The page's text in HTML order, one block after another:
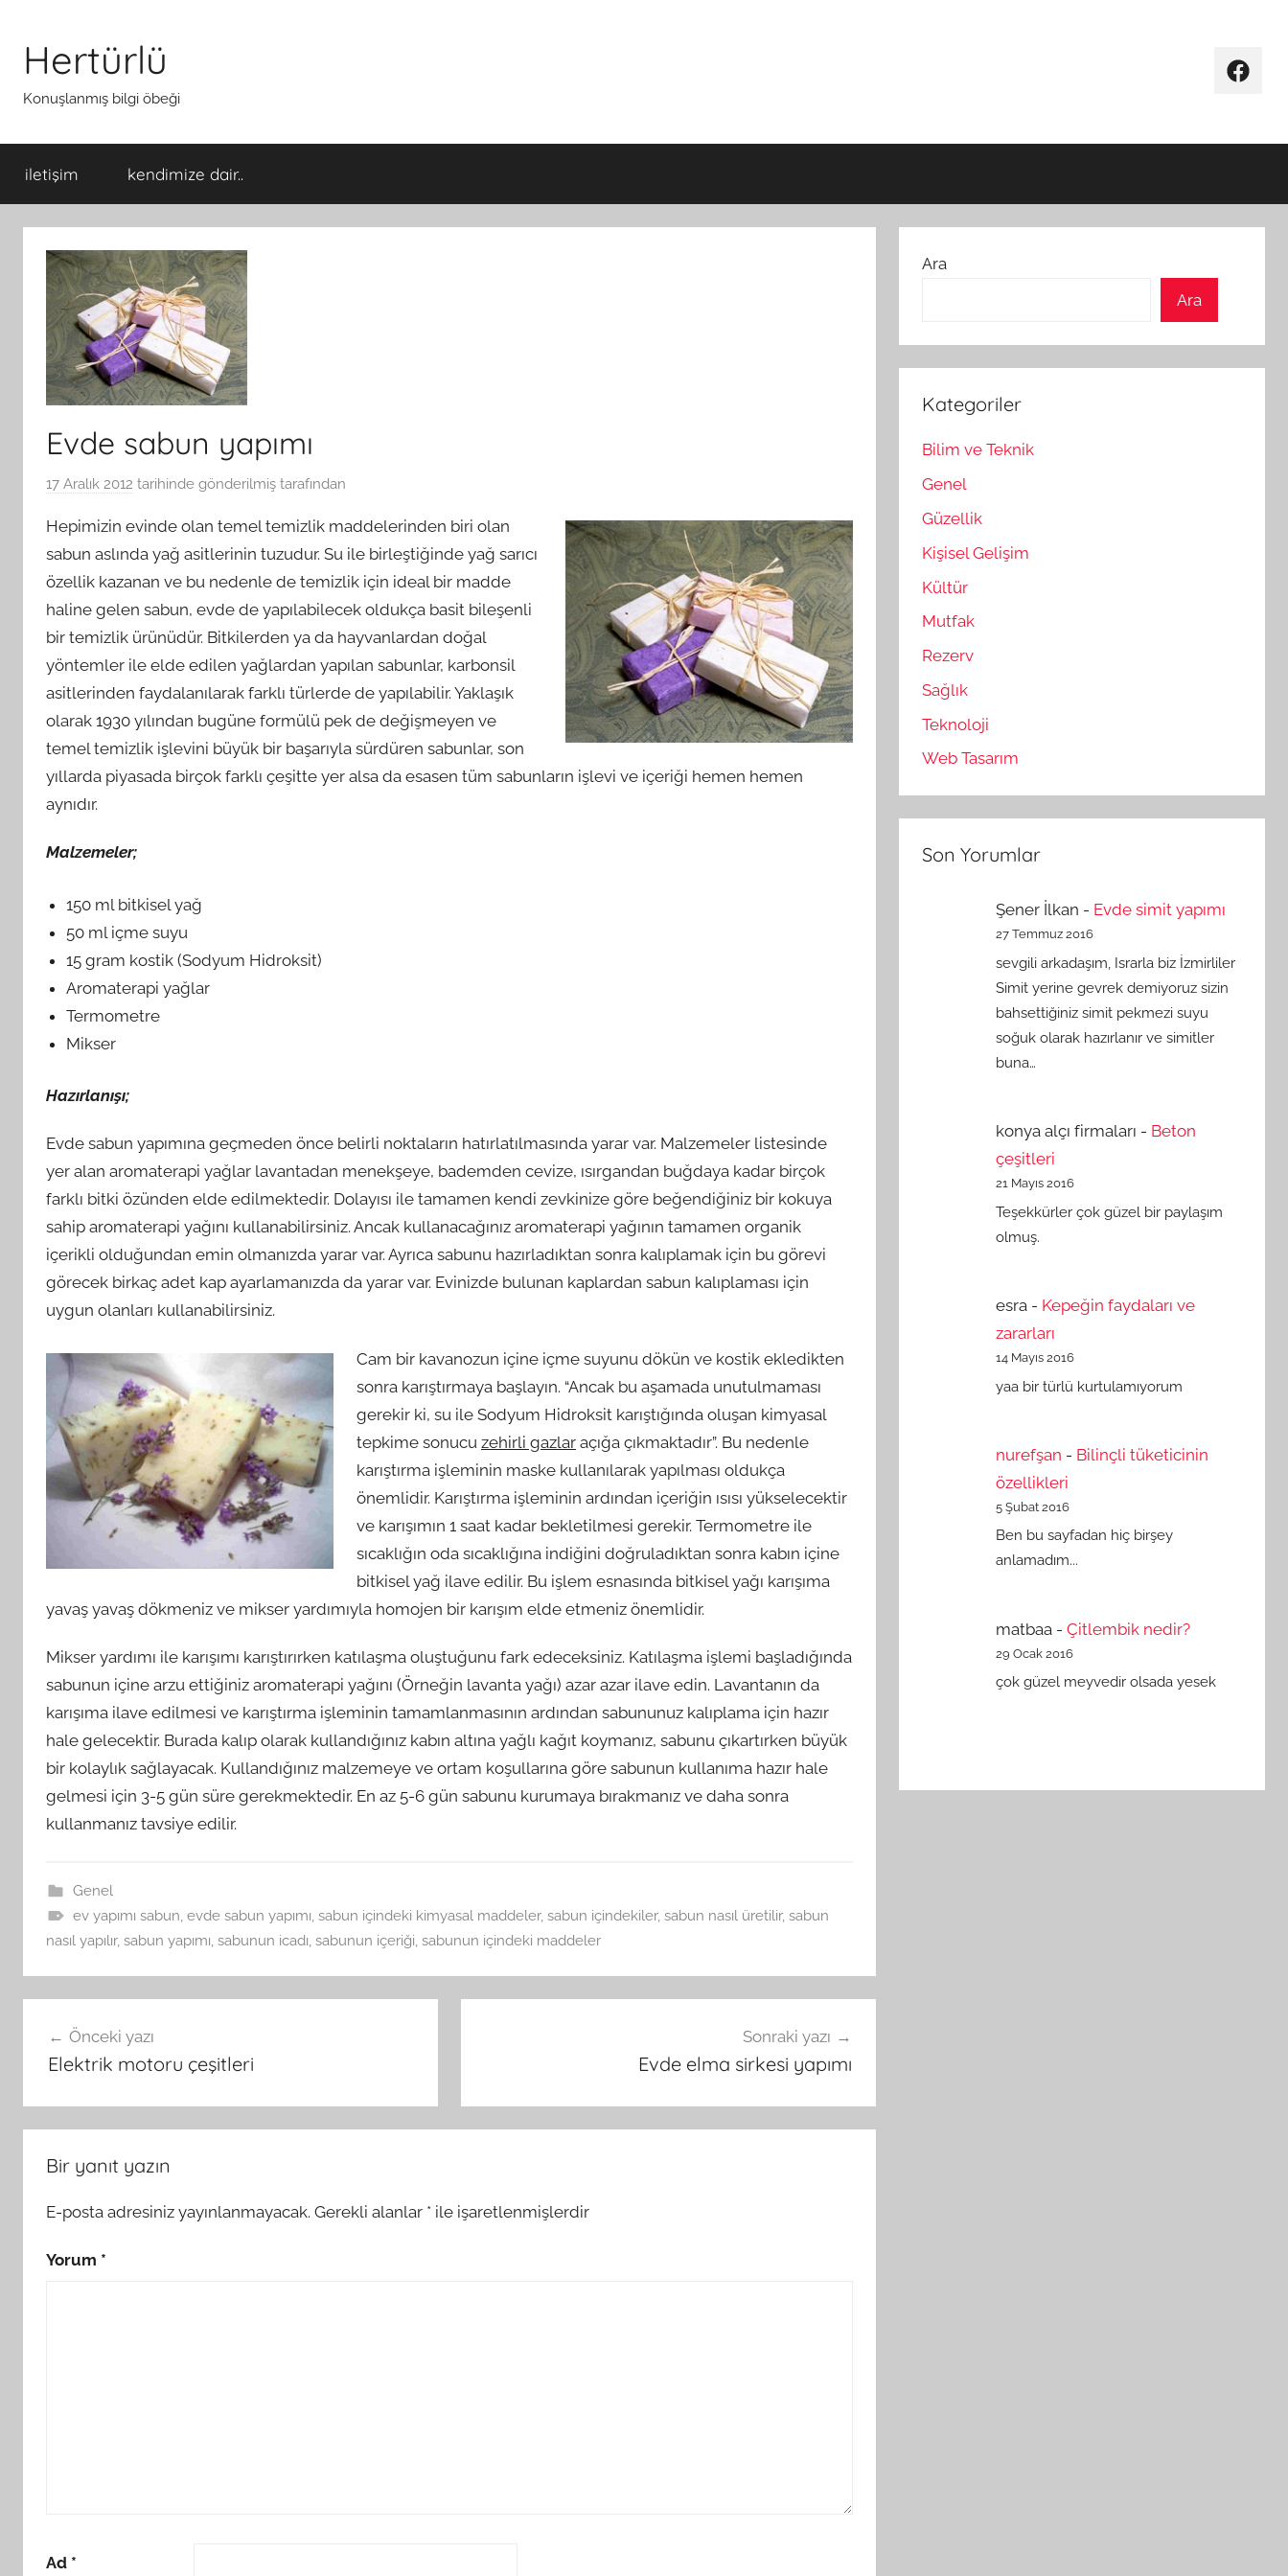
Hertürlü
Konuşlanmış bilgi öbeği
iletişim kendimize dair..
Evde sabun yapımı
17 Aralık 2012 tarihinde gönderilmiş tarafından
Hepimizin evinde olan temel temizlik maddelerinden biri olan
sabun aslında yağ asitlerinin tuzudur. Su ile birleştiğinde yağ sarıcı
özellik kazanan ve bu nedenle de temizlik için ideal bir madde
haline gelen sabun, evde de yapılabilecek oldukça basit bileşenli
bir temizlik ürünüdür. Bitkilerden ya da hayvanlardan doğal
yöntemler ile elde edilen yağlardan yapılan sabunlar, karbonsil
asitlerinden faydalanılarak farklı türlerde de yapılabilir. Yaklaşık
olarak 1930 yılından bugüne formülü pek de değişmeyen ve
temel temizlik işlevini büyük bir başarıyla sürdüren sabunlar, son
yıllarda piyasada birçok farklı çeşitte yer alsa da esasen tüm sabunların işlevi ve içeriği hemen hemen
aynıdır.
Malzemeler;
150 ml bitkisel yağ
50 ml içme suyu
15 gram kostik (Sodyum Hidroksit)
Aromaterapi yağlar
Termometre
Mikser
Hazırlanışı;
Evde sabun yapımına geçmeden önce belirli noktaların hatırlatılmasında yarar var. Malzemeler listesinde
yer alan aromaterapi yağlar lavantadan menekşeye, bademden cevize, ısırgandan buğdaya kadar birçok
farklı bitki özünden elde edilmektedir. Dolayısı ile tamamen kendi zevkinize göre beğendiğiniz bir kokuya
sahip aromaterapi yağını kullanabilirsiniz. Ancak kullanacağınız aromaterapi yağının tamamen organik
içerikli olduğundan emin olmanızda yarar var. Ayrıca sabunu hazırladıktan sonra kalıplamak için bu görevi
görecek birkaç adet kap ayarlamanızda da yarar var. Evinizde bulunan kaplardan sabun kalıplaması için
uygun olanları kullanabilirsiniz.
Cam bir kavanozun içine içme suyunu dökün ve kostik ekledikten
sonra karıştırmaya başlayın. “Ancak bu aşamada unutulmaması
gerekir ki, su ile Sodyum Hidroksit karıştığında oluşan kimyasal
tepkime sonucu zehirli gazlar açığa çıkmaktadır”. Bu nedenle
karıştırma işleminin maske kullanılarak yapılması oldukça
önemlidir. Karıştırma işleminin ardından içeriğin ısısı yükselecektir
ve karışımın 1 saat kadar bekletilmesi gerekir. Termometre ile
sıcaklığın oda sıcaklığına indiğini doğruladıktan sonra kabın içine
bitkisel yağ ilave edilir. Bu işlem esnasında bitkisel yağı karışıma
yavaş yavaş dökmeniz ve mikser yardımıyla homojen bir karışım elde etmeniz önemlidir.
Mikser yardımı ile karışımı karıştırırken katılaşma oluştuğunu fark edeceksiniz. Katılaşma işlemi başladığında
sabunun içine arzu ettiğiniz aromaterapi yağını (Örneğin lavanta yağı) azar azar ilave edin. Lavantanın da
karışıma ilave edilmesi ve karıştırma işleminin tamamlanmasının ardından sabununuz kalıplama için hazır
hale gelecektir. Burada kalıp olarak kullandığınız kabın altına yağlı kağıt koymanız, sabunu çıkartırken büyük
bir kolaylık sağlayacak. Kullandığınız malzemeye ve ortam koşullarına göre sabunun kullanıma hazır hale
gelmesi için 3-5 gün süre gerekmektedir. En az 5-6 gün sabunu kurumaya bırakmanız ve daha sonra
kullanmanız tavsiye edilir.
Genel
ev yapımı sabun, evde sabun yapımı, sabun içindeki kimyasal maddeler, sabun içindekiler, sabun nasıl üretilir, sabun
nasıl yapılır, sabun yapımı, sabunun icadı, sabunun içeriği, sabunun içindeki maddeler
gezinmesi
Önceki yazı
Elektrik motoru çeşitleri
Sonraki yazı
Evde elma sirkesi yapımı
Bir yanıt yazın
E-posta adresiniz yayınlanmayacak. Gerekli alanlar * ile işaretlenmişlerdir
Yorum *
Ad *
Ara
Ara
Kategoriler
Bilim ve Teknik
Genel
Güzellik
Kişisel Gelişim
Kültür
Mutfak
Rezerv
Sağlık
Teknoloji
Web Tasarım
Son Yorumlar
Şener İlkan - Evde simit yapımı
27 Temmuz 2016
sevgili arkadaşım, Israrla biz İzmirliler
Simit yerine gevrek demiyoruz sizin
bahsettiğiniz simit pekmezi suyu
soğuk olarak hazırlanır ve simitler
buna…
konya alçı firmaları - Beton
çeşitleri
21 Mayıs 2016
Teşekkürler çok güzel bir paylaşım
olmuş.
esra- Kepeğin faydaları ve
zararları
14 Mayıs 2016
yaa bir türlü kurtulamıyorum
nurefşan - Bilinçli tüketicinin
özellikleri
5 Şubat 2016
Ben bu sayfadan hiç birşey
anlamadım...
matbaa- Çitlembik nedir?
29 Ocak 2016
çok güzel meyvedir olsada yesek